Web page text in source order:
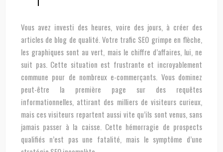
Vous avez investi des heures, voire des jours, à créer des
articles de blog de qualité. Votre trafic SEO grimpe en flèche,
les graphiques sont au vert, mais le chiffre d’affaires, lui, ne
suit pas. Cette situation est frustrante et incroyablement
commune pour de nombreux e-commerçants. Vous dominez
peut-être la première page sur des requêtes
informationnelles, attirant des milliers de visiteurs curieux,
mais ces visiteurs repartent aussi vite qu’ils sont venus, sans
jamais passer à la caisse. Cette hémorragie de prospects
qualifiés n’est pas une fatalité, mais le symptôme d’une